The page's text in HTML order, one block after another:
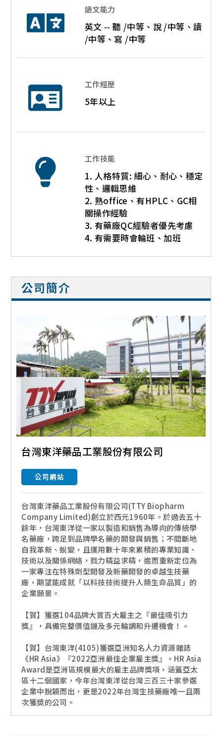
語文能力
英文 -- 聽 /中等、說 /中等、讀
/中等、寫 /中等
工作經歷
5年以上
工作技能
1. 人格特質: 細心、耐心、穩定
性、邏輯思維
2. 熟office、有HPLC、GC相
關操作經驗
3. 有藥廠QC經驗者優先考慮
4. 有需要時會輪班、加班
公司簡介
台灣東洋藥品工業股份有限公司
公司網站
台灣東洋藥品工業股份有限公司(TTY Biopharm
Company Limited)創立於西元1960年。於過去五十
餘年，台灣東洋從一家以製造和銷售為導向的傳統學
名藥廠，跨足到品牌學名藥的開發與銷售；不間斷地
自我革新、蛻變，且運用數十年來累積的專業知識、
技術以及關係網絡，戮力精益求精，進而重新定位為
一家專注在特殊劑型開發及新藥開發的卓越生技藥
廠，期望能成就「以科技技術提升人類生命品質」的
企業願景。
【賀】獲選104品牌大賞百大雇主之『最佳吸引力
獎』，具備完整價值鏈及多元輪調和升遷機會！。
【賀】台灣東洋(4105)獲選亞洲知名人力資源雜誌
《HR Asia》『2022亞洲最佳企業雇主獎』。HR Asia
Award是亞洲區規模最大的雇主品牌獎項，涵蓋亞太
區十二個國家，今年台灣東洋從台灣三百三十家參選
企業中脫穎而出，更是2022年台灣生技藥廠唯一且兩
次獲奬的公司。